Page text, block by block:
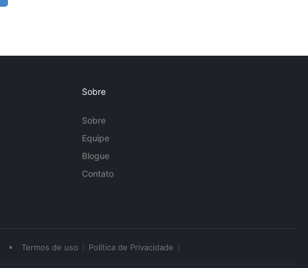
Sobre
Sobre
Equipe
Blogue
Contato
• Termos de uso Política de Privacidade